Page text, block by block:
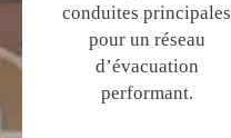
conduites principales
pour un réseau
d’évacuation
performant.